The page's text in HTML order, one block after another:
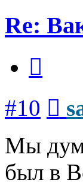
Re:
#10
Мы
был в